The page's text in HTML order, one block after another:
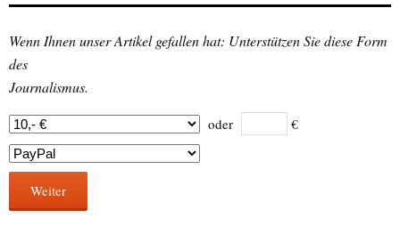
Wenn Ihnen unser Artikel gefallen hat: Unterstützen Sie diese Form
des
Journalismus.
oder €
Weiter